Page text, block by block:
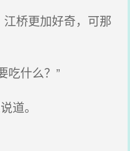
桥更加好奇，可那
吃什么？”
道。